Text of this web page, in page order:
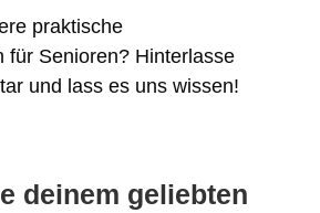
praktische
für Senioren? Hinterlasse
und lass es uns wissen!
deinem geliebten